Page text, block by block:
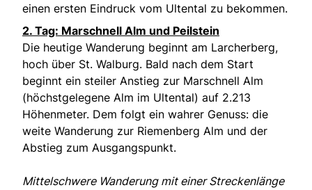
einen ersten Eindruck vom Ultental zu bekommen.
2. Tag: Marschnell Alm und Peilstein
Die heutige Wanderung beginnt am Larcherberg,
hoch über St. Walburg. Bald nach dem Start
beginnt ein steiler Anstieg zur Marschnell Alm
(höchstgelegene Alm im Ultental) auf 2.213
Höhenmeter. Dem folgt ein wahrer Genuss: die
weite Wanderung zur Riemenberg Alm und der
Abstieg zum Ausgangspunkt.
Mittelschwere Wanderung mit einer Streckenlänge